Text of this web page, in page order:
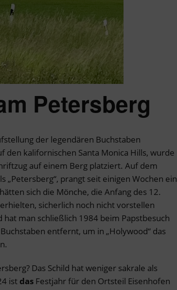
Petersberg
der legendären Buchstaben
den kalifornischen Santa Monica Hills, wurde
auf einem Berg platziert. Auf dem
„Petersberg“, prangt seit einigen Wochen ein
sich die Mönche, die Anfang des 12.
sicherlich noch nicht vorstellen
man schließlich 1984 beim Papstbesuch
entfernt, um in „Holywood“ das
Das Schild hat weniger sakrale als
ist das Festjahr für den Ortsteil Eisenhofen